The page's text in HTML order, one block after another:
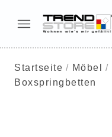
Startseite Möbel
Boxspringbetten